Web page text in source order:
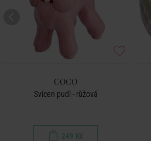
COCO
Svícen pudl - růžová
249 Kč